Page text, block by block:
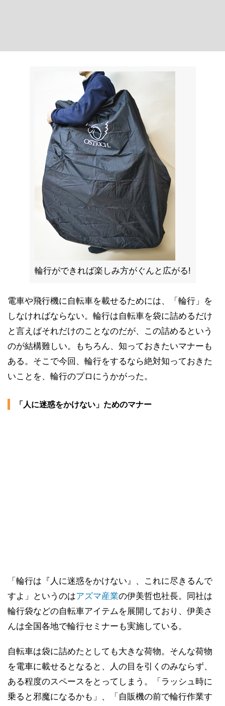
輪行ができれば楽しみ方がぐんと広がる!
電車や飛行機に自転車を載せるためには、「輪行」を
しなければならない。輪行は自転車を袋に詰めるだけ
と言えばそれだけのことなのだが、この詰めるという
のが結構難しい。もちろん、知っておきたいマナーも
ある。そこで今回、輪行をするなら絶対知っておきた
いことを、輪行のプロにうかがった。
「人に迷惑をかけない」ためのマナー
「輪行は『人に迷惑をかけない』、これに尽きるんで
すよ」というのはアズマ産業の伊美哲也社長。同社は
輪行袋などの自転車アイテムを展開しており、伊美さ
んは全国各地で輪行セミナーも実施している。
自転車は袋に詰めたとしても大きな荷物。そんな荷物
を電車に載せるとなると、人の目を引くのみならず、
ある程度のスペースをとってしまう。「ラッシュ時に
乗ると邪魔になるかも」、「自販機の前で輪行作業す